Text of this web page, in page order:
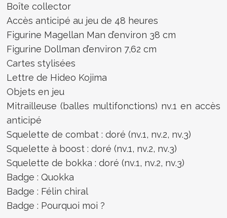
Boîte collector
Accès anticipé au jeu de 48 heures
Figurine Magellan Man d’environ 38 cm
Figurine Dollman d’environ 7,62 cm
Cartes stylisées
Lettre de Hideo Kojima
Objets en jeu
Mitrailleuse (balles multifonctions) nv.1 en accès
anticipé
Squelette de combat : doré (nv.1, nv.2, nv.3)
Squelette à boost : doré (nv.1, nv.2, nv.3)
Squelette de bokka : doré (nv.1, nv.2, nv.3)
Badge : Quokka
Badge : Félin chiral
Badge : Pourquoi moi ?